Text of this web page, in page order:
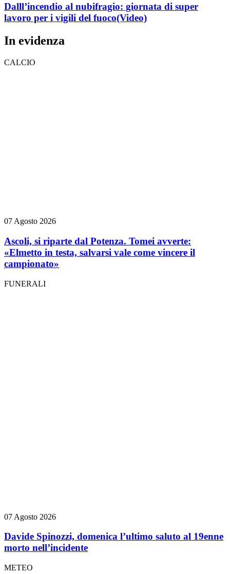
Dalll’incendio al nubifragio: giornata di super
lavoro per i vigili del fuoco(Video)
In evidenza
CALCIO
07 Agosto 2026
Ascoli, si riparte dal Potenza. Tomei avverte:
«Elmetto in testa, salvarsi vale come vincere il
campionato»
FUNERALI
07 Agosto 2026
Davide Spinozzi, domenica l’ultimo saluto al 19enne
morto nell’incidente
METEO